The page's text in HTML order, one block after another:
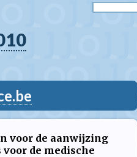
voor de aanwijzing
de medische